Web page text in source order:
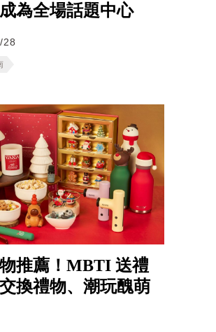
為全場話題中心
28
推薦！MBTI 送禮
換禮物、潮玩醜萌